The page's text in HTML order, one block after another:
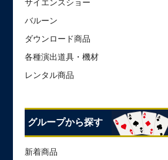
サイエンスショー
バルーン
ダウンロード商品
各種演出道具・機材
レンタル商品
グループから探す
新着商品